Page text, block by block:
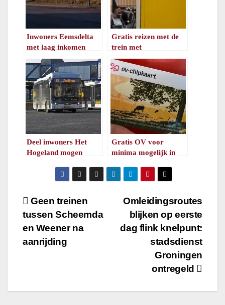
Inwoners Eemsdelta
met laag inkomen
gratis met bus en trein
/1minuut leestijd
Gratis reizen met de
trein met
Boekenweekgeschenk
/ 1minuut leestijd
Deel inwoners Het
Hogeland mogen
minuut leestijd
Gratis OV voor
minima mogelijk in
minuut leestijd
Bericht
navigatie
Omleidingsroutes
blijken op eerste
dag flink knelpunt:
stadsdienst
Groningen
ontregeld
Geen treinen
tussen Scheemda
en Weener na
aanrijding